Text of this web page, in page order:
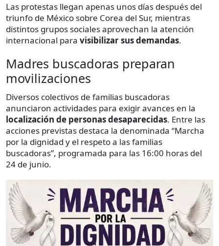
Las protestas llegan apenas unos días después del
triunfo de México sobre Corea del Sur, mientras
distintos grupos sociales aprovechan la atención
internacional para visibilizar sus demandas.
Madres buscadoras preparan
movilizaciones
Diversos colectivos de familias buscadoras
anunciaron actividades para exigir avances en la
localización de personas desaparecidas. Entre las
acciones previstas destaca la denominada “Marcha
por la dignidad y el respeto a las familias
buscadoras”, programada para las 16:00 horas del
24 de junio.